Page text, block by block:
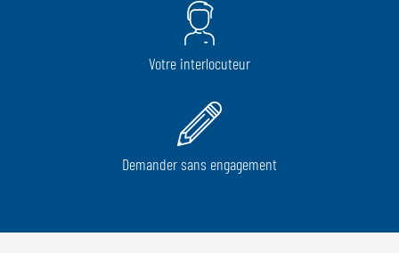
Votre interlocuteur
Demander sans engagement